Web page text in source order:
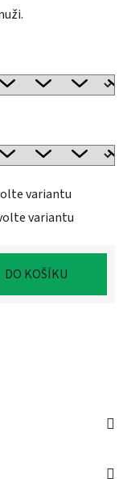
variantu
variantu
DO KOŠÍKU